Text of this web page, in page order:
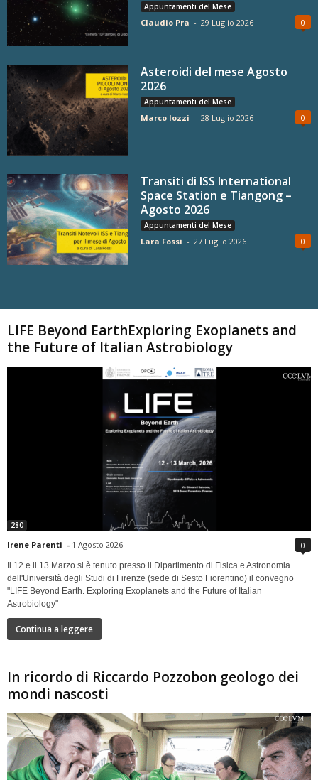
Appuntamenti del Mese
Claudio Pra - 29 Luglio 2026 0
Asteroidi del mese Agosto
2026
Appuntamenti del Mese
Marco Iozzi - 28 Luglio 2026 0
Transiti di ISS International
Space Station e Tiangong –
Agosto 2026
Appuntamenti del Mese
Lara Fossi - 27 Luglio 2026 0
LIFE Beyond EarthExploring Exoplanets and
the Future of Italian Astrobiology
280
Irene Parenti - 1 Agosto 2026 0
Il 12 e il 13 Marzo si è tenuto presso il Dipartimento di Fisica e Astronomia
dell'Università degli Studi di Firenze (sede di Sesto Fiorentino) il convegno
"LIFE Beyond Earth. Exploring Exoplanets and the Future of Italian
Astrobiology"
Continua a leggere
In ricordo di Riccardo Pozzobon geologo dei
mondi nascosti